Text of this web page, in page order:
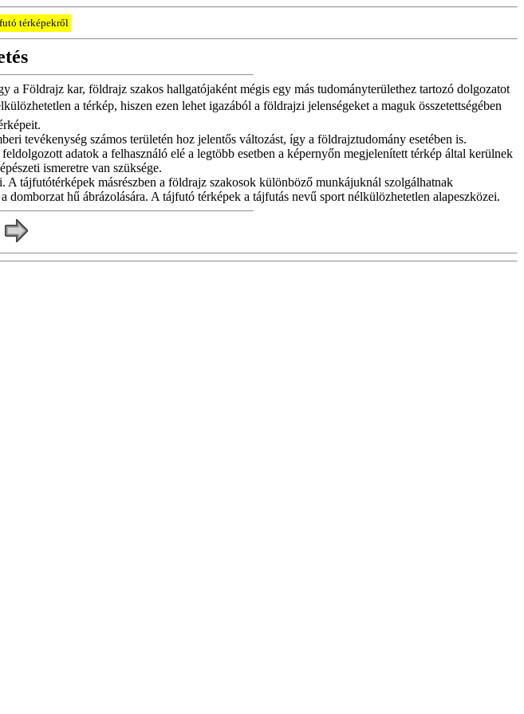
térképekről
a Földrajz kar, földrajz szakos hallgatójaként mégis egy más tudományterülethez tartozó dolgozatot
a térkép, hiszen ezen lehet igazából a földrajzi jelenségeket a maguk összetettségében
tevékenység számos területén hoz jelentős változást, így a földrajztudomány esetében is.
adatok a felhasználó elé a legtöbb esetben a képernyőn megjelenített térkép által kerülnek
ismeretre van szüksége.
tájfutótérképek másrészben a földrajz szakosok különböző munkájuknál szolgálhatnak
hű ábrázolására. A tájfutó térképek a tájfutás nevű sport nélkülözhetetlen alapeszközei.